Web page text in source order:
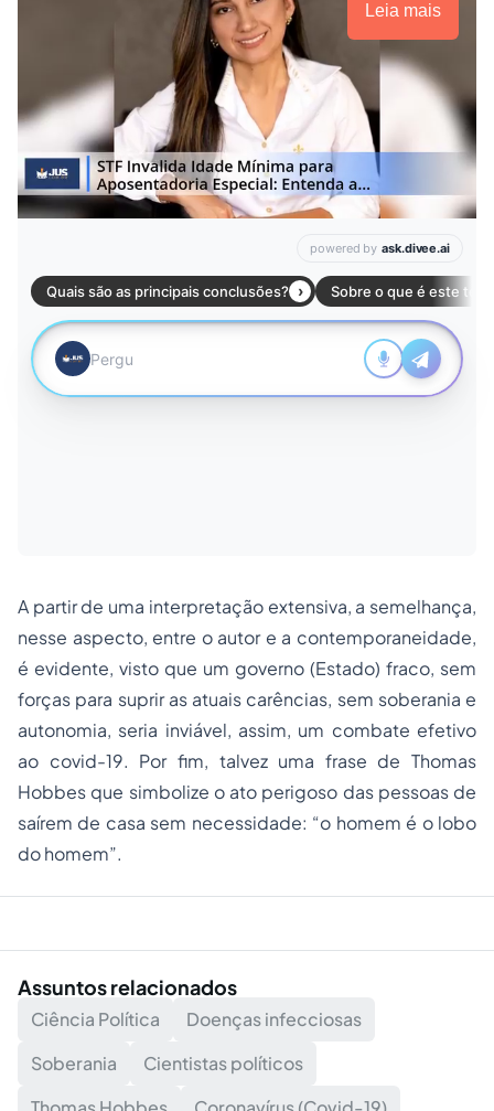
Leia mais
A partir de uma interpretação extensiva, a semelhança,
nesse aspecto, entre o autor e a contemporaneidade,
é evidente, visto que um governo (Estado) fraco, sem
forças para suprir as atuais carências, sem soberania e
autonomia, seria inviável, assim, um combate efetivo
ao covid-19. Por fim, talvez uma frase de Thomas
Hobbes que simbolize o ato perigoso das pessoas de
saírem de casa sem necessidade: “o homem é o lobo
do homem”.
Assuntos relacionados
Ciência Política
Doenças infecciosas
Soberania
Cientistas políticos